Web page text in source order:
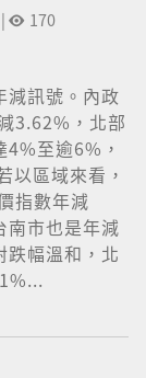
| 170
減訊號。內政
3.62%，北部
至逾6%，
以區域來看，
指數年減
市也是年減
幅溫和，北